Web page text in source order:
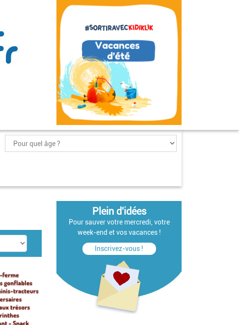
Plein d'idées
Pour sauver votre mercredi, votre
week-end et vos vacances !
Inscrivez-vous !